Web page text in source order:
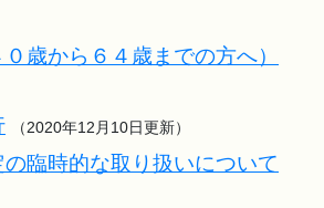
歳から６４歳までの方へ）
（2020年12月10日更新）
臨時的な取り扱いについて